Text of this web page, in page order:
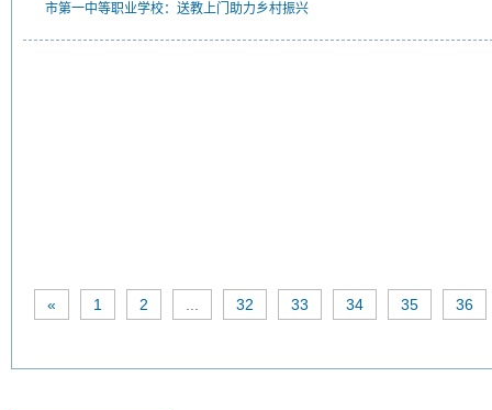
市第一中等职业学校：送教上门助力乡村振兴
« 1 2 32 33 34 35 36